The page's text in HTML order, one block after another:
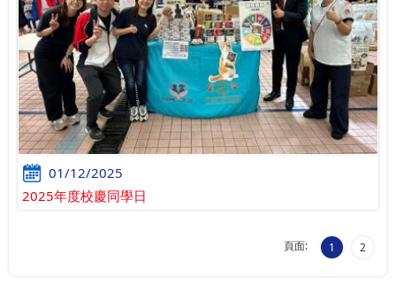
01/12/2025
2025年度校慶同學日
頁面: 1 2